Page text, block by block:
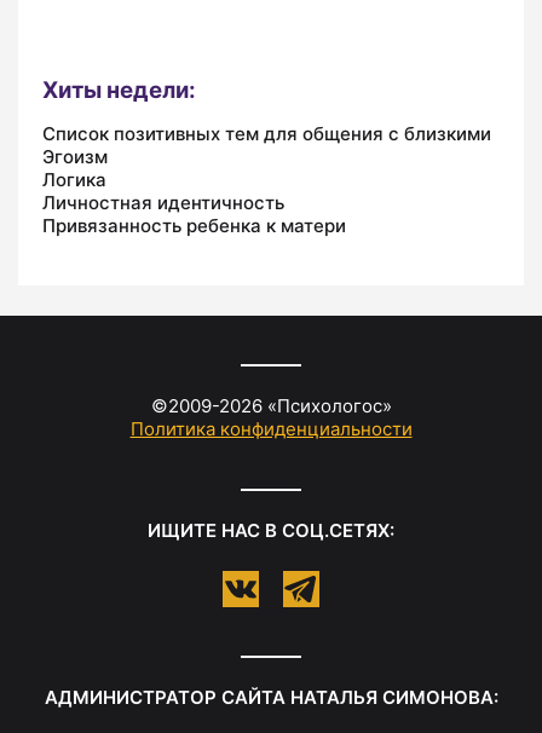
Хиты недели:
Список позитивных тем для общения с близкими
Эгоизм
Логика
Личностная идентичность
Привязанность ребенка к матери
©2009-2026«Психологос»
Политика конфиденциальности
ИЩИТЕ НАС В СОЦ.СЕТЯХ:
АДМИНИСТРАТОР САЙТА НАТАЛЬЯ СИМОНОВА: